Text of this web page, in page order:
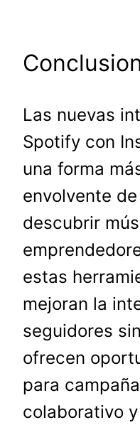
Las nuevas
Spotify con
una forma
envolvente
descubrir
estas
mejoran la
seguidores
ofrecen
para
colaborativo